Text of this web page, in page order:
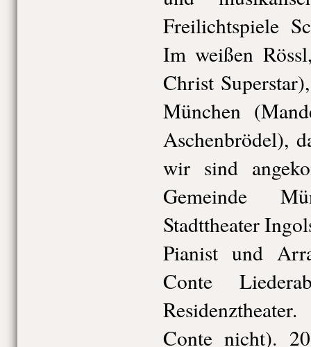
Freilichtspiele
Im weißen
Christ
München
Aschenbrödel),
wir sind
Gemeinde
Stadttheater
Pianist und
Conte
Conte nicht).